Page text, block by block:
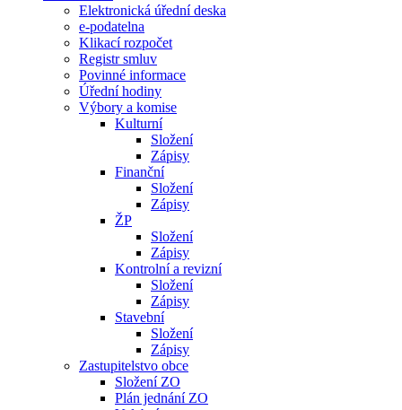
Elektronická úřední deska
e-podatelna
Klikací rozpočet
Registr smluv
Povinné informace
Úřední hodiny
Výbory a komise
Kulturní
Složení
Zápisy
Finanční
Složení
Zápisy
ŽP
Složení
Zápisy
Kontrolní a revizní
Složení
Zápisy
Stavební
Složení
Zápisy
Zastupitelstvo obce
Složení ZO
Plán jednání ZO